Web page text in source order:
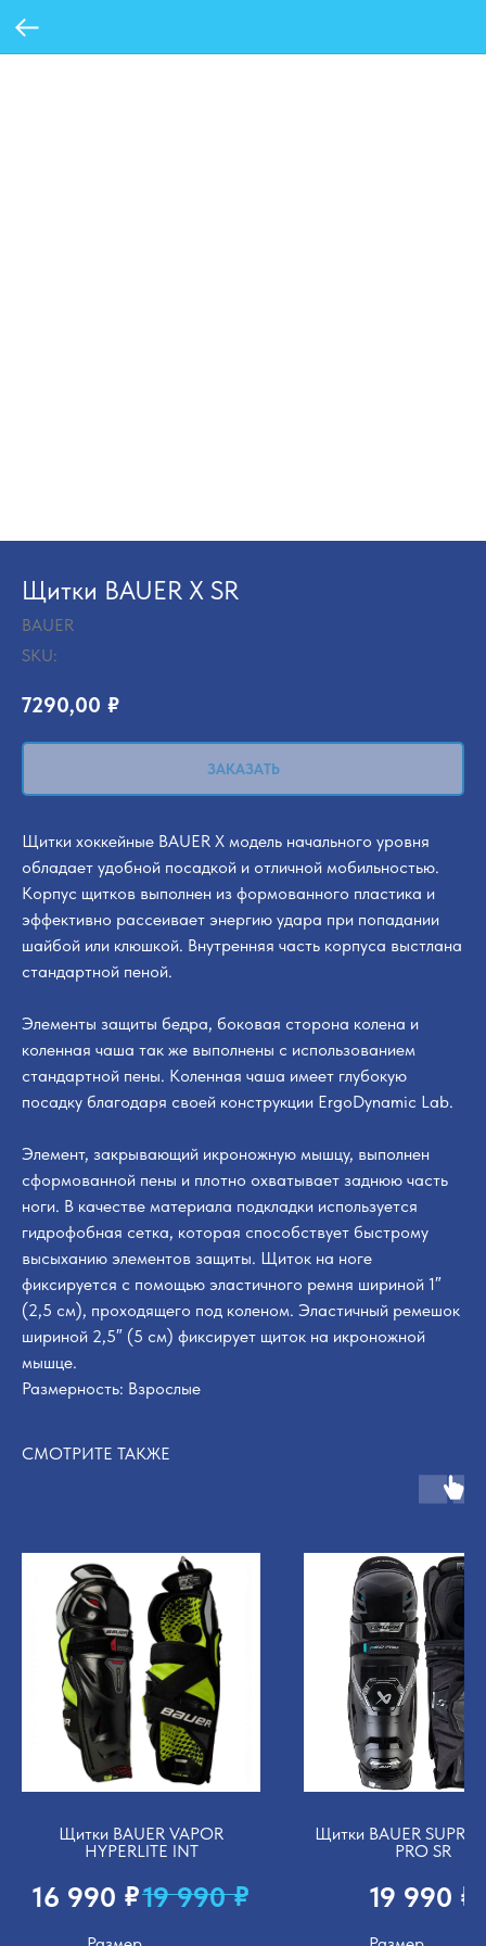
Щитки BAUER X SR
BAUER
SKU:
7290,00 ₽
ЗАКАЗАТЬ
Щитки хоккейные BAUER X модель начального уровня
обладает удобной посадкой и отличной мобильностью.
Корпус щитков выполнен из формованного пластика и
эффективно рассеивает энергию удара при попадании
шайбой или клюшкой. Внутренняя часть корпуса выстлана
стандартной пеной.
Элементы защиты бедра, боковая сторона колена и
коленная чаша так же выполнены с использованием
стандартной пены. Коленная чаша имеет глубокую
посадку благодаря своей конструкции ErgoDynamic Lab.
Элемент, закрывающий икроножную мышцу, выполнен
сформованной пены и плотно охватывает заднюю часть
ноги. В качестве материала подкладки используется
гидрофобная сетка, которая способствует быстрому
высыханию элементов защиты. Щиток на ноге
фиксируется с помощью эластичного ремня шириной 1″
(2,5 см), проходящего под коленом. Эластичный ремешок
шириной 2,5″ (5 см) фиксирует щиток на икроножной
мышце.
Размерность: Взрослые
СМОТРИТЕ ТАКЖЕ
Щитки BAUER VAPOR
HYPERLITE INT
16 990 ₽19 990 ₽
Щитки BAUER
PRO SR
19 990 ₽